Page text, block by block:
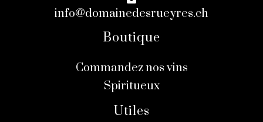
info@domainedesrueyres.ch
Boutique
Commandez nos vins
Spiritueux
Utiles